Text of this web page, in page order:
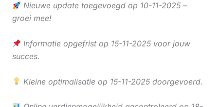
Nieuwe update toegevoegd op 10-11-2025 –
groei mee!
Informatie opgefrist op 15-11-2025 voor jouw
succes.
Kleine optimalisatie op 15-11-2025 doorgevoerd.